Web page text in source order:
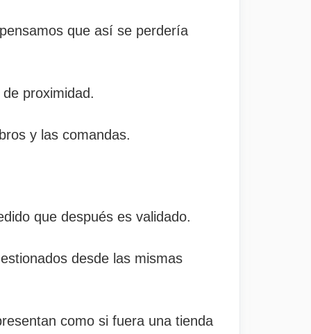
que así se perdería
proximidad.
y las comandas.
que después es validado.
desde las mismas
como si fuera una tienda